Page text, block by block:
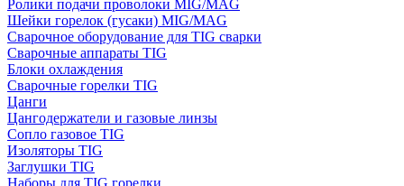
Ролики подачи проволоки MIG/MAG
Шейки горелок (гусаки) MIG/MAG
Сварочное оборудование для TIG сварки
Сварочные аппараты TIG
Блоки охлаждения
Сварочные горелки TIG
Цанги
Цангодержатели и газовые линзы
Сопло газовое TIG
Изоляторы TIG
Заглушки TIG
Наборы для TIG горелки